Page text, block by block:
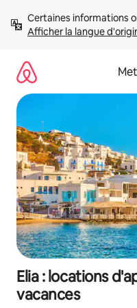
directement
Afficher la langue
Elia : locations
vacances